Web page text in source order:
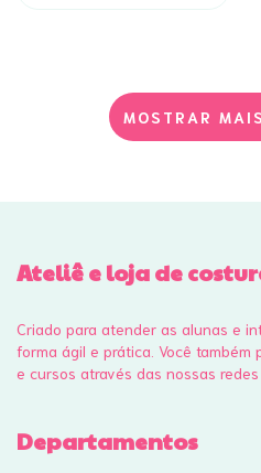
MOSTRAR
Ateliê e loja de
Criado para atender as alunas e
forma ágil e prática. Você também
e cursos através das nossas redes
Departamentos